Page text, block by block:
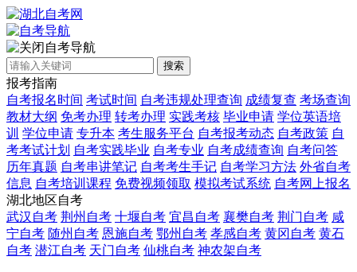
自考导航
搜索
报考指南
自考报名时间 考试时间 自考违规处理查询 成绩复查 考场查询
教材大纲 免考办理 转考办理 实践考核 毕业申请 学位英语培
训 学位申请 专升本 考生服务平台 自考报考动态 自考政策 自
考考试计划 自考实践毕业 自考专业 自考成绩查询 自考问答
历年真题 自考串讲笔记 自考考生手记 自考学习方法 外省自考
信息 自考培训课程 免费视频领取 模拟考试系统 自考网上报名
湖北地区自考
武汉自考 荆州自考 十堰自考 宜昌自考 襄樊自考 荆门自考 咸
宁自考 随州自考 恩施自考 鄂州自考 孝感自考 黄冈自考 黄石
自考 潜江自考 天门自考 仙桃自考 神农架自考